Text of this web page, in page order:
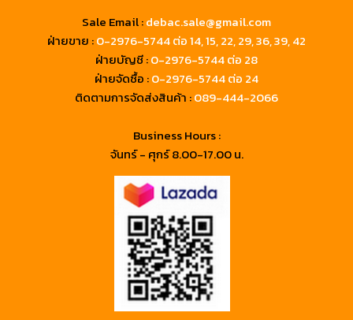
Sale Email :debac.sale@gmail.com
ฝ่ายขาย :0-2976-5744ต่อ 14, 15, 22, 29, 36, 39, 42
ฝ่ายบัญชี :0-2976-5744 ต่อ 28
ฝ่ายจัดซื้อ :0-2976-5744 ต่อ 24
ติดตามการจัดส่งสินค้า :089-444-2066
Business Hours :
จันทร์ - ศุกร์ 8.00-17.00 น.